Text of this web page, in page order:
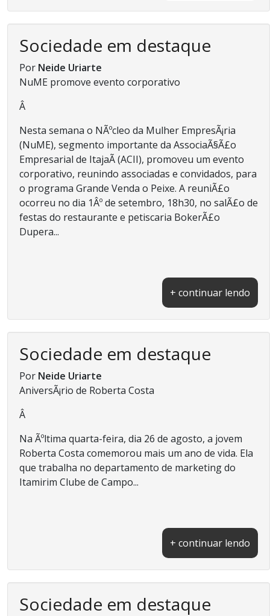
Sociedade em destaque
Por Neide Uriarte
NuME promove evento corporativo
Â
Nesta semana o NÃºcleo da Mulher EmpresÃ¡ria
(NuME), segmento importante da AssociaÃ§Ã£o
Empresarial de ItajaÃ­ (ACII), promoveu um evento
corporativo, reunindo associadas e convidados, para
o programa Grande Venda o Peixe. A reuniÃ£o
ocorreu no dia 1Âº de setembro, 18h30, no salÃ£o de
festas do restaurante e petiscaria BokerÃ£o
Dupera...
+ continuar lendo
Sociedade em destaque
Por Neide Uriarte
AniversÃ¡rio de Roberta Costa
Â
Na Ãºltima quarta-feira, dia 26 de agosto, a jovem
Roberta Costa comemorou mais um ano de vida. Ela
que trabalha no departamento de marketing do
Itamirim Clube de Campo...
+ continuar lendo
Sociedade em destaque